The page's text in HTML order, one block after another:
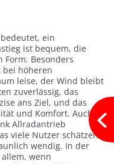
ein
ist bequem, die
Besonders
bei höheren
leise, der Wind bleibt
zuverlässig, das
ans Ziel, und das
und Komfort. Auch bei
Allradantrieb
viele Nutzer schätzen:
wendig. In der
wenn